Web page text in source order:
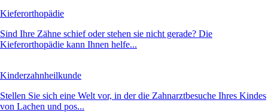
Kieferorthopädie
Sind Ihre Zähne schief oder stehen sie nicht gerade? Die
Kieferorthopädie kann Ihnen helfe...
Kinderzahnheilkunde
Stellen Sie sich eine Welt vor, in der die Zahnarztbesuche Ihres Kindes
von Lachen und pos...